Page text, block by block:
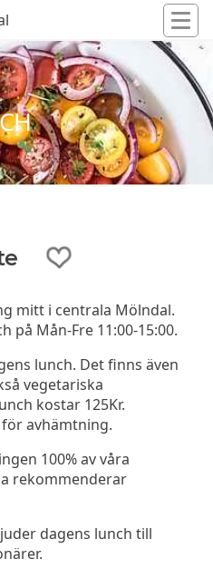
mitt i centrala Mölndal.
på Mån-Fre 11:00-15:00.
lunch. Det finns även
vegetariska
kostar 125Kr.
avhämtning.
100% av våra
rekommenderar
dagens lunch till